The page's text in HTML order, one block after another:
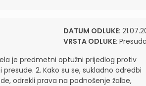
DATUM ODLUKE:
VRSTA ODLUKE: Presuda
je predmetni optužni prijedlog protiv
2. Kako su se, sukladno odredbi
odrekli prava na podnošenje žalbe,